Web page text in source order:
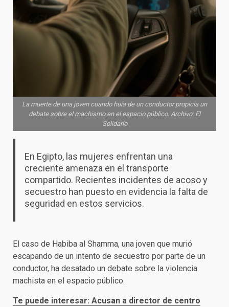
La muerte de una joven cuando huía de un conductor propicia un
debate sobre el machismo en el espacio público. Archivo: El
Solidario
En Egipto, las mujeres enfrentan una
creciente amenaza en el transporte
compartido. Recientes incidentes de acoso y
secuestro han puesto en evidencia la falta de
seguridad en estos servicios.
El caso de Habiba al Shamma, una joven que murió
escapando de un intento de secuestro por parte de un
conductor, ha desatado un debate sobre la violencia
machista en el espacio público.
Te puede interesar: Acusan a director de centro